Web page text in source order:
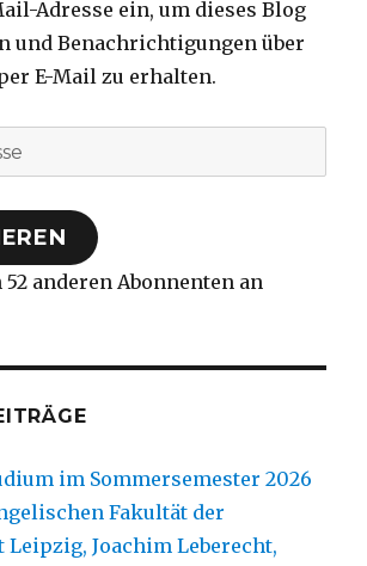
Adresse ein, um dieses Blog
und Benachrichtigungen über
E-Mail zu erhalten.
anderen Abonnenten an
im Sommersemester 2026
Fakultät der
Joachim Leberecht,